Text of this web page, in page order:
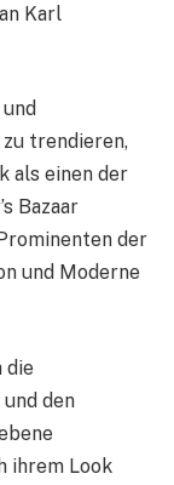
Karl
und
trendieren,
als einen der
Bazaar
der
und Moderne
die
den
ihrem Look